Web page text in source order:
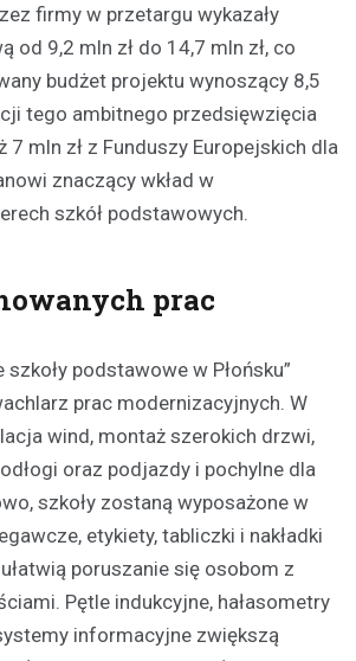
firmy w przetargu wykazały
od 9,2 mln zł do 14,7 mln zł, co
budżet projektu wynoszący 8,5
tego ambitnego przedsięwzięcia
7 mln zł z Funduszy Europejskich dla
znaczący wkład w
szkół podstawowych.
prac
szkoły podstawowe w Płońsku”
prac modernizacyjnych. W
wind, montaż szerokich drzwi,
oraz podjazdy i pochylne dla
szkoły zostaną wyposażone w
etykiety, tabliczki i nakładki
poruszanie się osobom z
Pętle indukcyjne, hałasometry
informacyjne zwiększą